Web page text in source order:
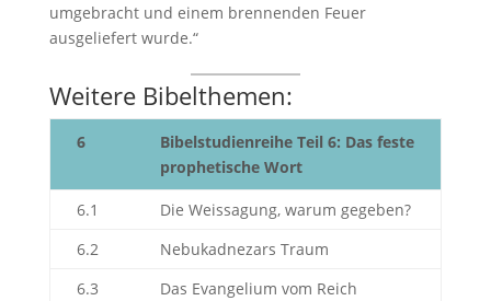
umgebracht und einem brennenden Feuer
ausgeliefert wurde.“
Weitere Bibelthemen:
6
Bibelstudienreihe Teil 6: Das feste
prophetische Wort
6.1
Die Weissagung, warum gegeben?
6.2
Nebukadnezars Traum
6.3
Das Evangelium vom Reich